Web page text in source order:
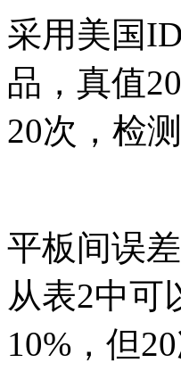
采用美国
品，真值
20次，检
平板间误
从表2中可
10%，但